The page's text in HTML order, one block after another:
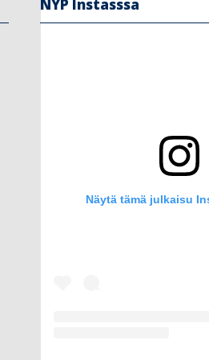
NYP Instasssa
Näytä tämä julkaisu